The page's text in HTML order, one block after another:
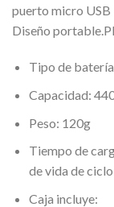
puerto micro USB
Diseño
Tipo de
Capacidad:
Peso: 120g
Tiempo de
de vida de ciclo
Caja incluye: